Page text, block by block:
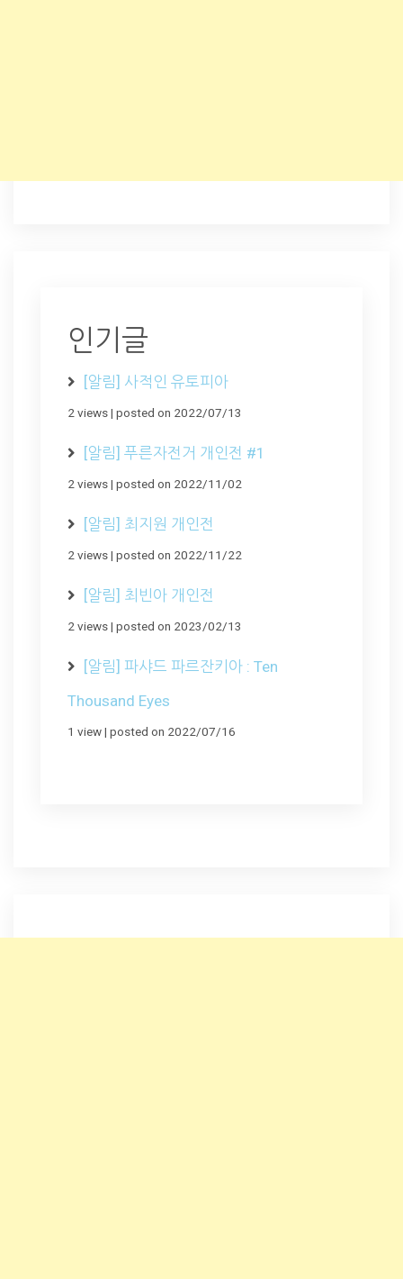
인기글
[알림] 사적인 유토피아
2 views| posted on 2022/07/13
[알림] 푸른자전거 개인전 #1
2 views| posted on 2022/11/02
[알림] 최지원 개인전
2 views| posted on 2022/11/22
[알림] 최빈아 개인전
2 views| posted on 2023/02/13
[알림] 파샤드 파르잔키아 : Ten
Thousand Eyes
1 view| posted on 2022/07/16